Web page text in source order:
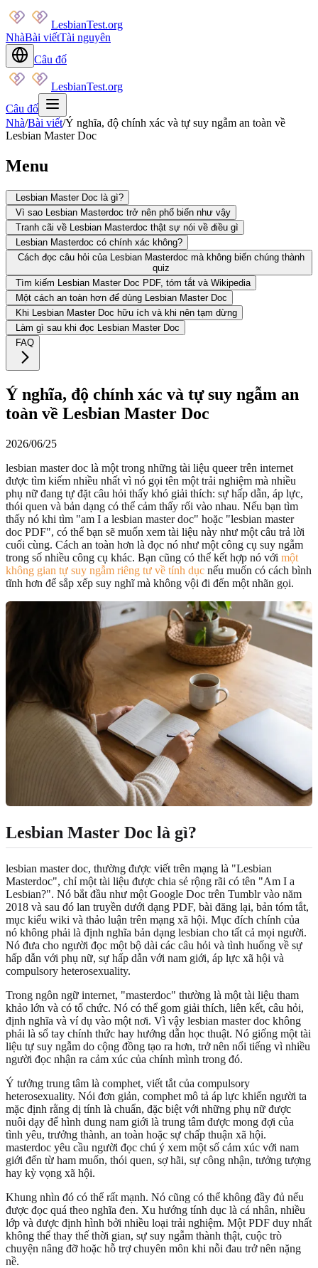
LesbianTest.org
NhàBài viếtTài nguyên
Câu đố
LesbianTest.org
Câu đố
Nhà/Bài viết/Ý nghĩa, độ chính xác và tự suy ngẫm an toàn về
Lesbian Master Doc
Menu
Lesbian Master Doc là gì?
Vì sao Lesbian Masterdoc trở nên phổ biến như vậy
Tranh cãi về Lesbian Masterdoc thật sự nói về điều gì
Lesbian Masterdoc có chính xác không?
Cách đọc câu hỏi của Lesbian Masterdoc mà không biến chúng thành
quiz
Tìm kiếm Lesbian Master Doc PDF, tóm tắt và Wikipedia
Một cách an toàn hơn để dùng Lesbian Master Doc
Khi Lesbian Master Doc hữu ích và khi nên tạm dừng
Làm gì sau khi đọc Lesbian Master Doc
FAQ
Ý nghĩa, độ chính xác và tự suy ngẫm an
toàn về Lesbian Master Doc
2026/06/25
lesbian master doc là một trong những tài liệu queer trên internet
được tìm kiếm nhiều nhất vì nó gọi tên một trải nghiệm mà nhiều
phụ nữ đang tự đặt câu hỏi thấy khó giải thích: sự hấp dẫn, áp lực,
thói quen và bản dạng có thể cảm thấy rối vào nhau. Nếu bạn tìm
thấy nó khi tìm "am I a lesbian master doc" hoặc "lesbian master
doc PDF", có thể bạn sẽ muốn xem tài liệu này như một câu trả lời
cuối cùng. Cách an toàn hơn là đọc nó như một công cụ suy ngẫm
trong số nhiều công cụ khác. Bạn cũng có thể kết hợp nó với một
không gian tự suy ngẫm riêng tư về tính dục nếu muốn có cách bình
tĩnh hơn để sắp xếp suy nghĩ mà không vội đi đến một nhãn gọi.
Lesbian Master Doc là gì?
lesbian master doc, thường được viết trên mạng là "Lesbian
Masterdoc", chỉ một tài liệu được chia sẻ rộng rãi có tên "Am I a
Lesbian?". Nó bắt đầu như một Google Doc trên Tumblr vào năm
2018 và sau đó lan truyền dưới dạng PDF, bài đăng lại, bản tóm tắt,
mục kiểu wiki và thảo luận trên mạng xã hội. Mục đích chính của
nó không phải là định nghĩa bản dạng lesbian cho tất cả mọi người.
Nó đưa cho người đọc một bộ dài các câu hỏi và tình huống về sự
hấp dẫn với phụ nữ, sự hấp dẫn với nam giới, áp lực xã hội và
compulsory heterosexuality.
Trong ngôn ngữ internet, "masterdoc" thường là một tài liệu tham
khảo lớn và có tổ chức. Nó có thể gom giải thích, liên kết, câu hỏi,
định nghĩa và ví dụ vào một nơi. Vì vậy lesbian master doc không
phải là sổ tay chính thức hay hướng dẫn học thuật. Nó giống một tài
liệu tự suy ngẫm do cộng đồng tạo ra hơn, trở nên nổi tiếng vì nhiều
người đọc nhận ra cảm xúc của chính mình trong đó.
Ý tưởng trung tâm là comphet, viết tắt của compulsory
heterosexuality. Nói đơn giản, comphet mô tả áp lực khiến người ta
mặc định rằng dị tính là chuẩn, đặc biệt với những phụ nữ được
nuôi dạy để hình dung nam giới là trung tâm được mong đợi của
tình yêu, trưởng thành, an toàn hoặc sự chấp thuận xã hội.
masterdoc yêu cầu người đọc chú ý xem một số cảm xúc với nam
giới đến từ ham muốn, thói quen, sợ hãi, sự công nhận, tưởng tượng
hay kỳ vọng xã hội.
Khung nhìn đó có thể rất mạnh. Nó cũng có thể không đầy đủ nếu
được đọc quá theo nghĩa đen. Xu hướng tính dục là cá nhân, nhiều
lớp và được định hình bởi nhiều loại trải nghiệm. Một PDF duy nhất
không thể thay thế thời gian, sự suy ngẫm thành thật, cuộc trò
chuyện nâng đỡ hoặc hỗ trợ chuyên môn khi nỗi đau trở nên nặng
nề.